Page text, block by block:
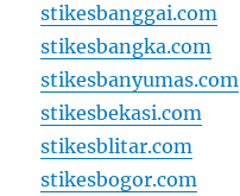
stikesbanggai.com
stikesbangka.com
stikesbanyumas.com
stikesbekasi.com
stikesblitar.com
stikesbogor.com